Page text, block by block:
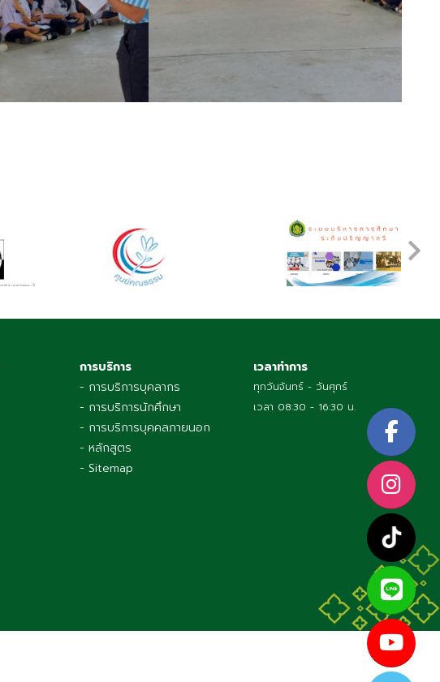
การบริการ
- การบริการบุคลากร
- การบริการนักศึกษา
- การบริการบุคคลภายนอก
- หลักสูตร
- Sitemap
เวลาทำการ
ทุกวันจันทร์ - วันศุกร์
เวลา 08:30 - 16:30 น.